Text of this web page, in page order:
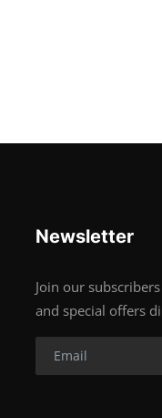
Newsletter
Join our
and special offers